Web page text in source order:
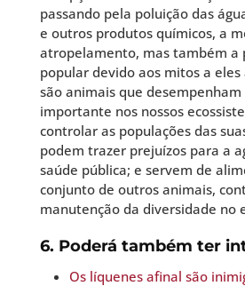
passando pela poluição das
e outros produtos químicos, a
atropelamento, mas também a
popular devido aos mitos a eles
são animais que
importante nos nossos
controlar as populações das
podem trazer prejuízos para a
saúde pública; e servem de
conjunto de outros animais,
manutenção da diversidade no
6. Poderá também ter
Os líquenes afinal são